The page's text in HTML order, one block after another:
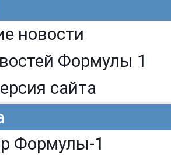
новости
Формулы 1
сайта
Формулы-1